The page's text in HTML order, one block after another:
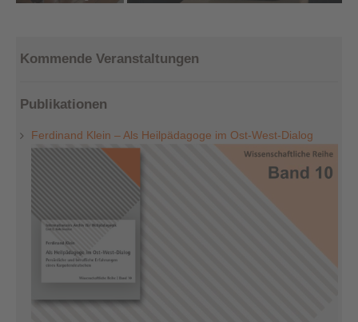
Kommende Veranstaltungen
Publikationen
Ferdinand Klein – Als Heilpädagoge im Ost-West-Dialog